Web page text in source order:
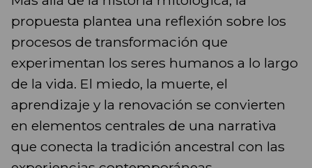
propuesta plantea una reflexión sobre los
procesos de transformación que
experimentan los seres humanos a lo largo
de la vida. El miedo, la muerte, el
aprendizaje y la renovación se convierten
en elementos centrales de una narrativa
que conecta la tradición ancestral con las